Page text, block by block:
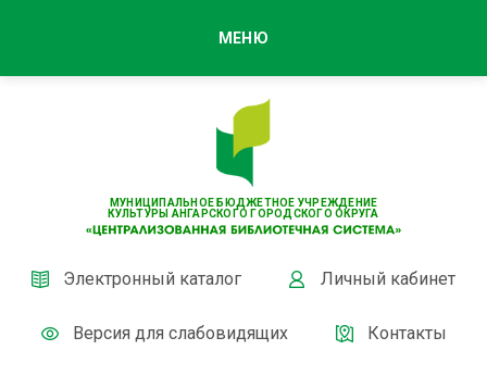
МУНИЦИПАЛЬНОЕ БЮДЖЕТНОЕ УЧРЕЖДЕНИЕ
КУЛЬТУРЫ АНГАРСКОГО ГОРОДСКОГО ОКРУГА
Электронный каталог Личный кабинет
Версия для слабовидящих Контакты
МЕНЮ